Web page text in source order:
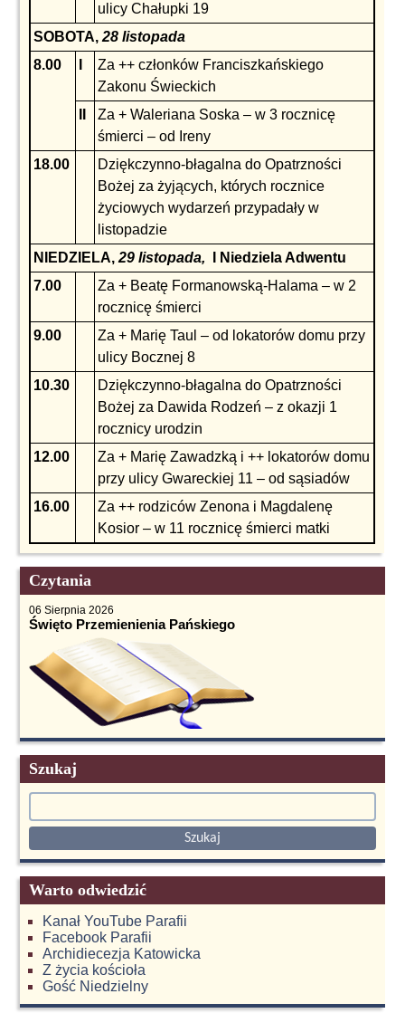
ulicy Chałupki 19
SOBOTA,28 listopada
8.00
Za ++ członków Franciszkańskiego
Zakonu Świeckich
Za + Waleriana Soska – w 3 rocznicę
śmierci – od Ireny
18.00
Dziękczynno-błagalna do Opatrzności
Bożej za żyjących, których rocznice
życiowych wydarzeń przypadały w
listopadzie
NIEDZIELA,29 listopada,
I Niedziela Adwentu
7.00
Za + Beatę Formanowską-Halama – w 2
rocznicę śmierci
9.00
Za + Marię Taul – od lokatorów domu przy
ulicy Bocznej 8
10.30
Dziękczynno-błagalna do Opatrzności
Bożej za Dawida Rodzeń – z okazji 1
rocznicy urodzin
12.00
Za + Marię Zawadzką i ++ lokatorów domu
przy ulicy Gwareckiej 11 – od sąsiadów
16.00
Za ++ rodziców Zenona i Magdalenę
Kosior – w 11 rocznicę śmierci matki
Czytania
06 Sierpnia 2026
Święto Przemienienia Pańskiego
Szukaj
Warto odwiedzić
Kanał YouTube Parafii
Facebook Parafii
Archidiecezja Katowicka
Z życia kościoła
Gość Niedzielny